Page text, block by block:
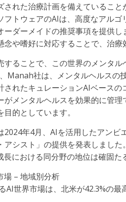
れた治療計画を備えているこ
トウェアのAIは、高度なアル
ダーメイドの推奨事項を提供
や嗜好に対応することで、治療
ることで、この世界のメンタ
Manah社は、メンタルヘルスの
れたキュレーションAIベース
メンタルヘルスを効果的に管
的としています。
年4月、AIを活用したアンビ
アシスト」の提供を発表しまし
における同分野の地位は確固た
場 – 地域別分析
AI世界市場は、北米が42.3%の最